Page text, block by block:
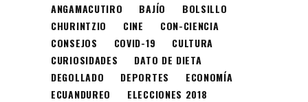
ANGAMACUTIRO BAJÍO
BOLSILLO
CHURINTZIO
CINE
CON-CIENCIA
CONSEJOS
COVID-19
CULTURA
CURIOSIDADES
DATO DE DIETA
DEGOLLADO
DEPORTES
ECONOMÍA
ECUANDUREO
ELECCIONES 2018